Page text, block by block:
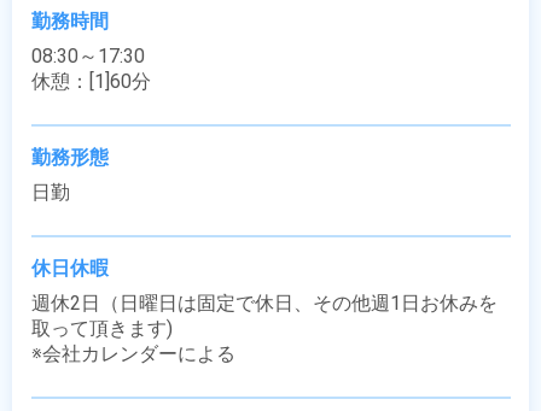
勤務時間
08:30～17:30
休憩：[1]60分
勤務形態
日勤
休日休暇
週休2日（日曜日は固定で休日、その他週1日お休みを
取って頂きます)
※会社カレンダーによる